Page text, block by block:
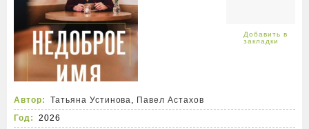
Автор: Татьяна Устинова, Павел Астахов
Год:
2026